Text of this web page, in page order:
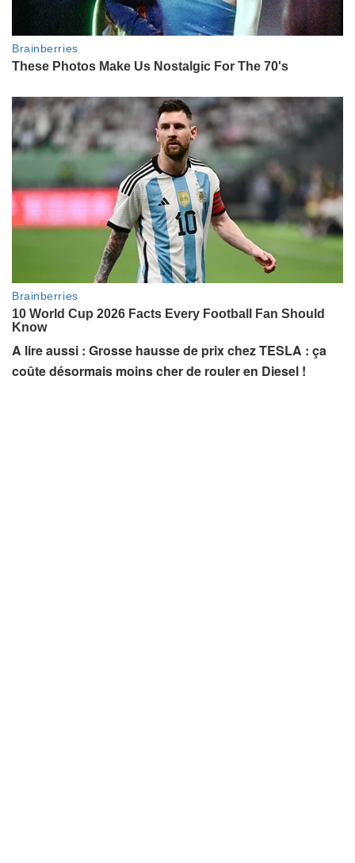
A lire aussi : Grosse hausse de prix chez TESLA : ça
coûte désormais moins cher de rouler en Diesel !